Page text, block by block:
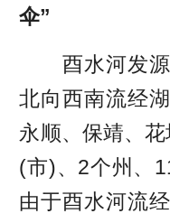
伞”
酉水河发源
北向西南流经
永顺、保靖、
(市)、2个州、
由于酉水河流